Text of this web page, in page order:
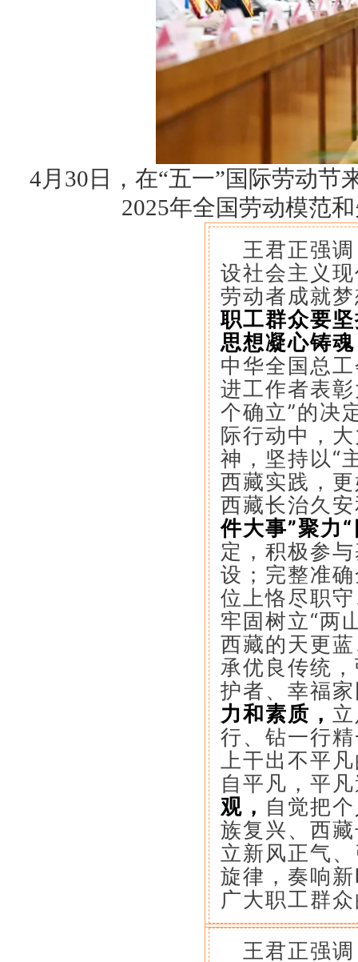
4月30日，在“五一”国际劳动
2025年全国劳动模范
王君正强
设社会主义
劳动者成就
职工群众要
思想凝心铸
中华全国总
进工作者表
个确立”的决
际行动中，
神，坚持以“
西藏实践，
西藏长治久
件大事”聚力
定，积极参
设；完整准
位上恪尽职
牢固树立“两
西藏的天更
承优良传统
护者、幸福
力和素质，
行、钻一行
上干出不平
自平凡，平
观， 自觉把
族复兴、西
立新风正气
旋律，奏响
广大职工群
王君正强